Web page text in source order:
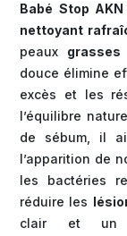
Babé Stop
nettoyant
peaux grasses
douce élimine
excès et les
l’équilibre
de sébum, il
l’apparition de
les bactéries
réduire les
clair et un